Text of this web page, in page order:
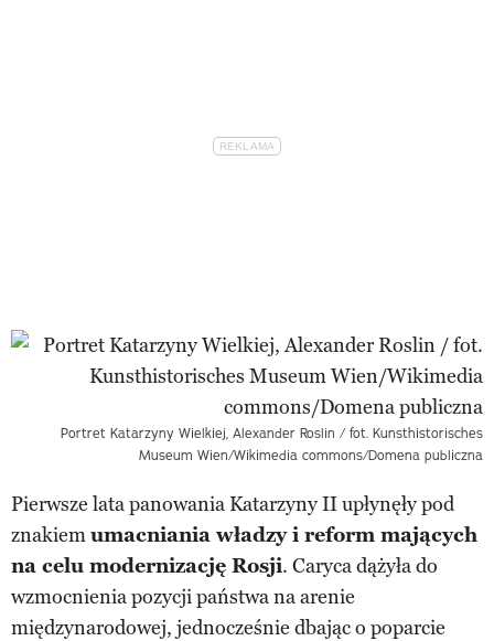
Portret Katarzyny Wielkiej, Alexander Roslin / fot. Kunsthistorisches
Museum Wien/Wikimedia commons/Domena publiczna
Pierwsze lata panowania Katarzyny II upłynęły pod
znakiemumacniania władzy i reform mających
na celu modernizację Rosji. Caryca dążyła do
wzmocnienia pozycji państwa na arenie
międzynarodowej, jednocześnie dbając o poparcie